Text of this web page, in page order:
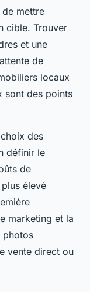
mettre
cible. Trouver
et une
de
locaux
sont des points
des
définir le
de
élevé
marketing et la
photos
vente direct ou